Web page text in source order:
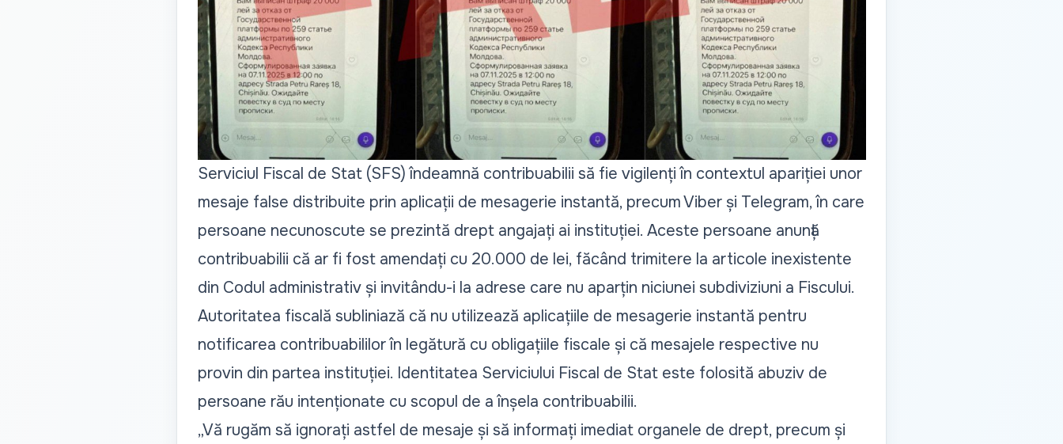
Serviciul Fiscal de Stat (SFS) îndeamnă contribuabilii să fie vigilenți în contextul apariției unor
mesaje false distribuite prin aplicații de mesagerie instantă, precum Viber și Telegram, în care
persoane necunoscute se prezintă drept angajați ai instituției. Aceste persoane anunță
contribuabilii că ar fi fost amendați cu 20.000 de lei, făcând trimitere la articole inexistente
din Codul administrativ și invitându-i la adrese care nu aparțin niciunei subdiviziuni a Fiscului.
Autoritatea fiscală subliniază că nu utilizează aplicațiile de mesagerie instantă pentru
notificarea contribuabililor în legătură cu obligațiile fiscale și că mesajele respective nu
provin din partea instituției. Identitatea Serviciului Fiscal de Stat este folosită abuziv de
persoane rău intenționate cu scopul de a înșela contribuabilii.
„Vă rugăm să ignorați astfel de mesaje și să informați imediat organele de drept, precum și